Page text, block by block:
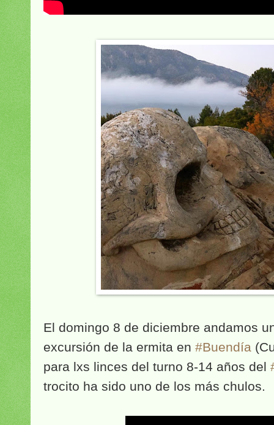
El domingo 8 de diciembre andamos
excursión de la ermita en #Buendía
para lxs linces del turno 8-14 años del
trocito ha sido uno de los más chulos.